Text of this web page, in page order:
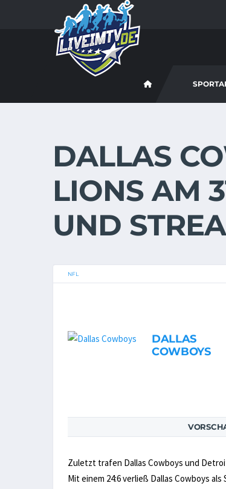
DALLAS
LIONS AM
UND
NFL
DALLAS
COWBOYS
Zuletzt trafen Dallas Cowboys und
Mit einem 24:6 verließ Dallas Cowboys